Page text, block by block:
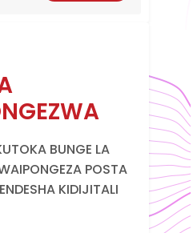
BUNGE LA
POSTA
KIDIJITALI